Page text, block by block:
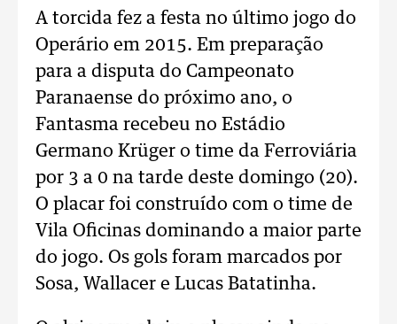
A torcida fez a festa no último jogo do
Operário em 2015. Em preparação
para a disputa do Campeonato
Paranaense do próximo ano, o
Fantasma recebeu no Estádio
Germano Krüger o time da Ferroviária
por 3 a 0 na tarde deste domingo (20).
O placar foi construído com o time de
Vila Oficinas dominando a maior parte
do jogo. Os gols foram marcados por
Sosa, Wallacer e Lucas Batatinha.